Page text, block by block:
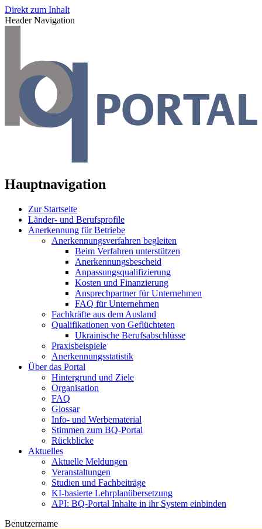
Direkt zum Inhalt
Header Navigation
Hauptnavigation
Zur Startseite
Länder- und Berufsprofile
Anerkennung für Betriebe
Anerkennungsverfahren begleiten
Beim Verfahren unterstützen
Anerkennungsbescheid
Anpassungsqualifizierung
Kosten und Finanzierung
Ansprechpartner für Unternehmen
FAQ für Unternehmen
Fachkräfte aus dem Ausland
Qualifikationen von Geflüchteten
Ukrainische Berufsabschlüsse
Praxisbeispiele
Anerkennungsstatistik
Über das Portal
Hintergrund und Ziele
Organisation
FAQ
Glossar
Info- und Werbematerial
Stimmen zum BQ-Portal
Rückblicke
Aktuelles
Aktuelle Meldungen
Veranstaltungen
Studien und Fachbeiträge
KI-basierte Lehrplanübersetzung
API: BQ-Portal Inhalte in ihr System einbinden
Benutzername